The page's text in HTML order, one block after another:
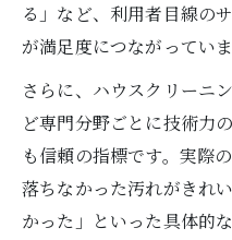
る」など、利用者目線の
が満足度につながっていま
さらに、ハウスクリーニ
ど専門分野ごとに技術力
も信頼の指標です。実際
落ちなかった汚れがきれ
かった」といった具体的